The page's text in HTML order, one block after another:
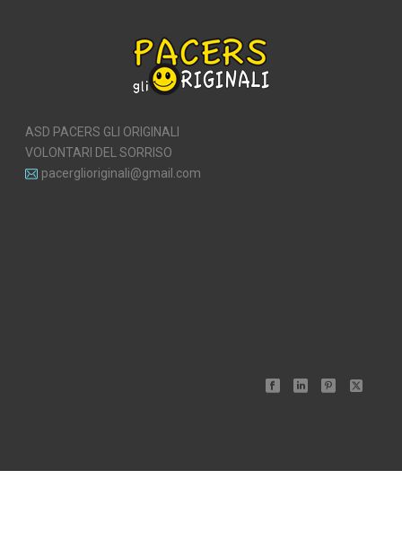
ASD PACERS GLI ORIGINALI
VOLONTARI DEL SORRISO
pacerglioriginali@gmail.com